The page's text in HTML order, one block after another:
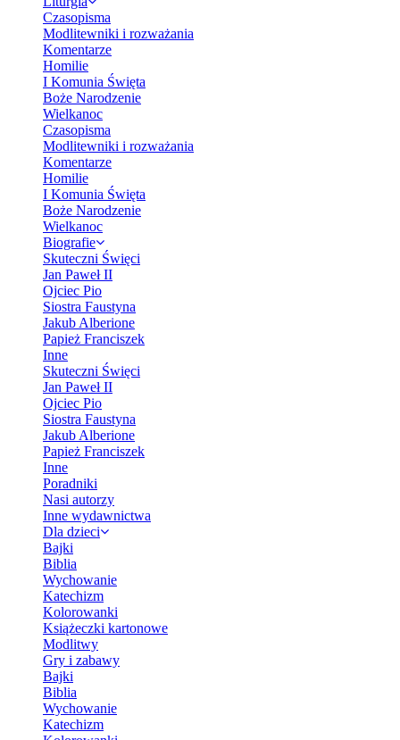
Czasopisma
Modlitewniki i rozważania
Komentarze
Homilie
I Komunia Święta
Boże Narodzenie
Wielkanoc
Czasopisma
Modlitewniki i rozważania
Komentarze
Homilie
I Komunia Święta
Boże Narodzenie
Wielkanoc
Biografie
Skuteczni Święci
Jan Paweł II
Ojciec Pio
Siostra Faustyna
Jakub Alberione
Papież Franciszek
Inne
Skuteczni Święci
Jan Paweł II
Ojciec Pio
Siostra Faustyna
Jakub Alberione
Papież Franciszek
Inne
Poradniki
Nasi autorzy
Inne wydawnictwa
Dla dzieci
Bajki
Biblia
Wychowanie
Katechizm
Kolorowanki
Książeczki kartonowe
Modlitwy
Gry i zabawy
Bajki
Biblia
Wychowanie
Katechizm